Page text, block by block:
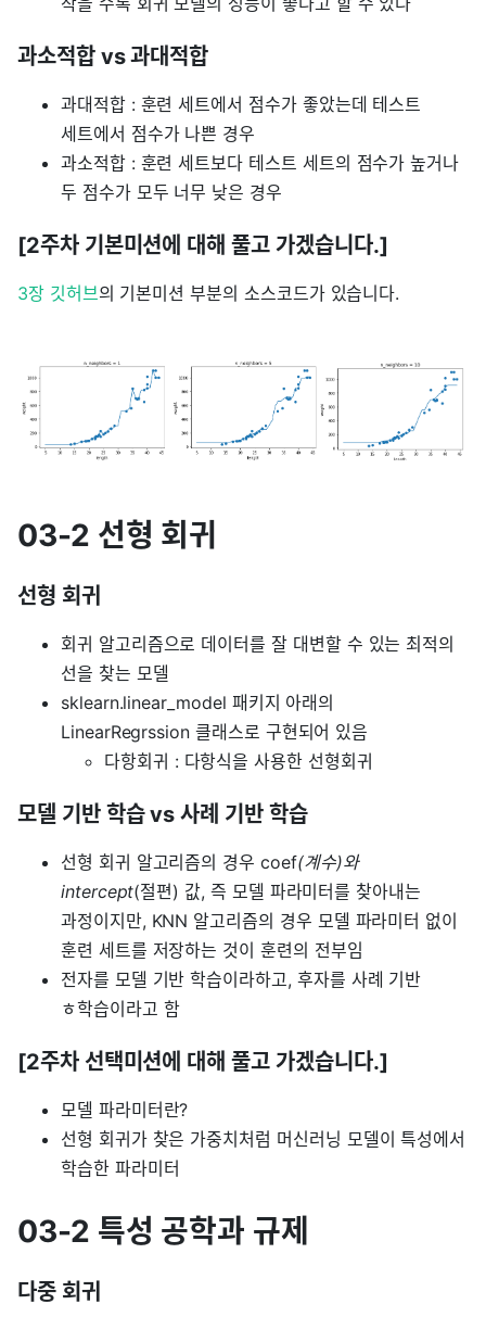
과소적합 vs 과대적합
과대적합 : 훈련 세트에서 점수가 좋았는데 테스트
세트에서 점수가 나쁜 경우
과소적합 : 훈련 세트보다 테스트 세트의 점수가 높거나
두 점수가 모두 너무 낮은 경우
[2주차 기본미션에 대해 풀고 가겠습니다.]
3장 깃허브의 기본미션 부분의 소스코드가 있습니다.
03-2 선형 회귀
선형 회귀
회귀 알고리즘으로 데이터를 잘 대변할 수 있는 최적의
선을 찾는 모델
sklearn.linear_model 패키지 아래의
LinearRegrssion 클래스로 구현되어 있음
다항회귀 : 다항식을 사용한 선형회귀
모델 기반 학습 vs 사례 기반 학습
선형 회귀 알고리즘의 경우 coef(계수)와
intercept(절편) 값, 즉 모델 파라미터를 찾아내는
과정이지만, KNN 알고리즘의 경우 모델 파라미터 없이
훈련 세트를 저장하는 것이 훈련의 전부임
전자를 모델 기반 학습이라하고, 후자를 사례 기반
ㅎ학습이라고 함
[2주차 선택미션에 대해 풀고 가겠습니다.]
모델 파라미터란?
선형 회귀가 찾은 가중치처럼 머신러닝 모델이 특성에서
학습한 파라미터
03-2 특성 공학과 규제
다중 회귀